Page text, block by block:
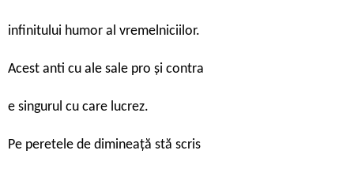
infinitului humor al vremelniciilor.
Acest anti cu ale sale pro și contra
e singurul cu care lucrez.
Pe peretele de dimineață stă scris